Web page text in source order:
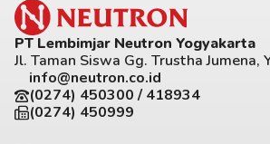
PT Lembimjar Neutron Yogyakarta
Jl. Taman Siswa Gg. Trustha
info@neutron.co.id
(0274) 450300 / 418934
(0274) 450999